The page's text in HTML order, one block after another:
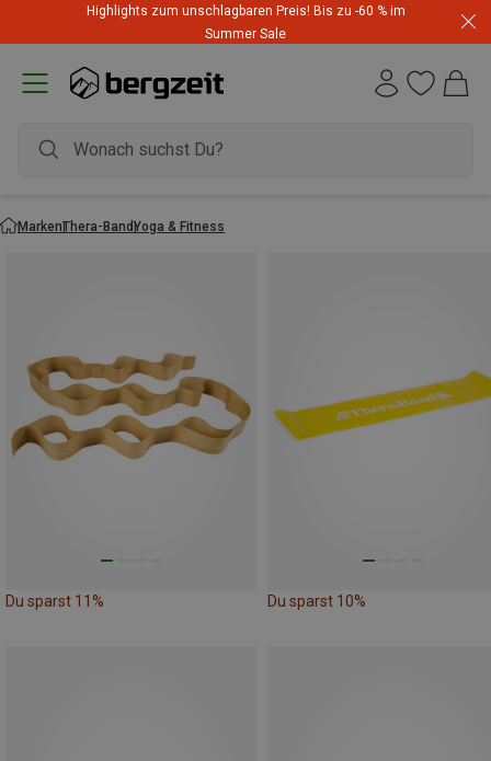
Highlights zum unschlagbaren Preis! Bis zu -60 % im
Summer Sale
MarkenThera-BandYoga & Fitness
Du sparst 11% Du sparst 10%